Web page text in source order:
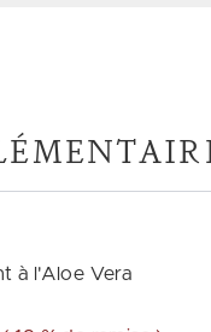
à l'Aloe Vera